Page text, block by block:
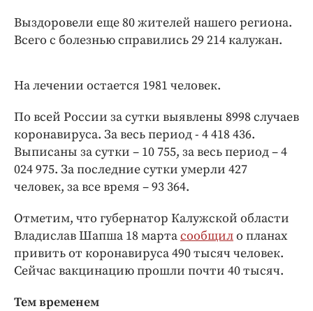
Выздоровели еще 80 жителей нашего региона.
Всего с болезнью справились 29 214 калужан.
На лечении остается 1981 человек.
По всей России за сутки выявлены 8998 случаев
коронавируса. За весь период - 4 418 436.
Выписаны за сутки – 10 755, за весь период – 4
024 975. За последние сутки умерли 427
человек, за все время – 93 364.
Отметим, что губернатор Калужской области
Владислав Шапша 18 мартасообщило планах
привить от коронавируса 490 тысяч человек.
Сейчас вакцинацию прошли почти 40 тысяч.
Тем временем